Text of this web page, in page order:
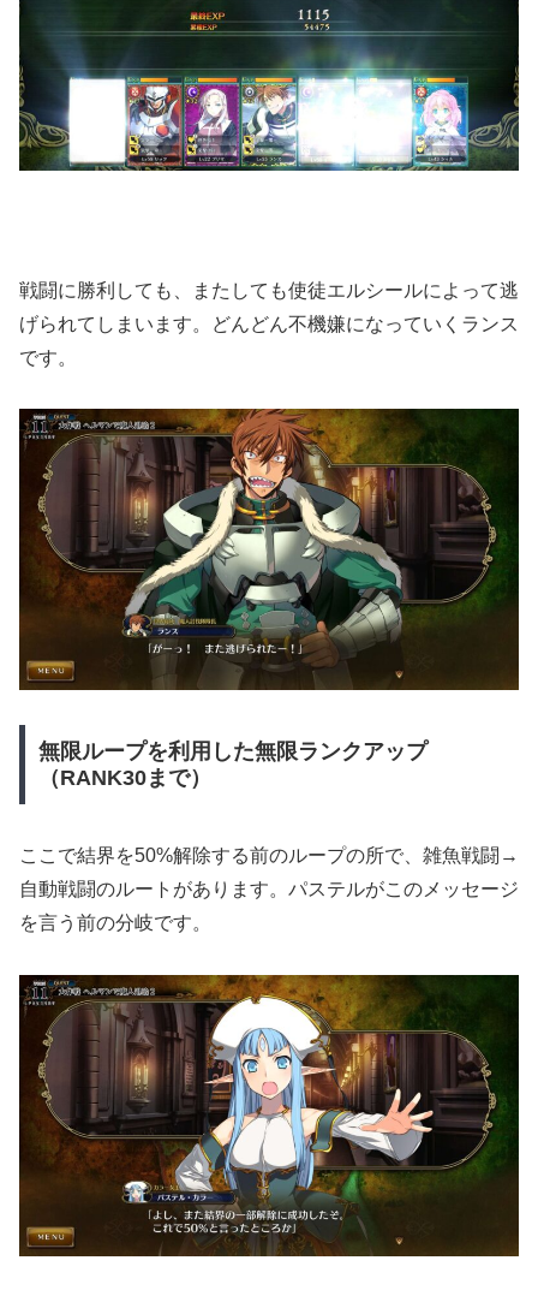
戦闘に勝利しても、またしても使徒エルシールによって逃
げられてしまいます。どんどん不機嫌になっていくランス
です。
無限ループを利用した無限ランクアップ
（RANK30まで）
ここで結界を50%解除する前のループの所で、雑魚戦闘→
自動戦闘のルートがあります。パステルがこのメッセージ
を言う前の分岐です。